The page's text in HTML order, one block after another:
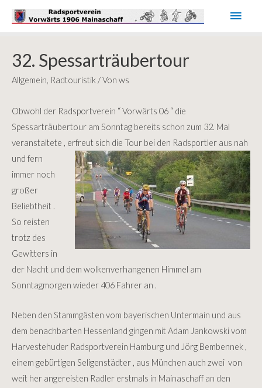
32. Spessarträubertour
Allgemein, Radtouristik / Von ws
Obwohl der Radsportverein “ Vorwärts 06 “ die
Spessarträubertour am Sonntag bereits schon zum 32. Mal
veranstaltete , erfreut sich die Tour bei den Radsportler aus nah
und fern
immer noch
großer
Beliebtheit .
So reisten
trotz des
Gewitters in
der Nacht und dem wolkenverhangenen Himmel am
Sonntagmorgen wieder 406 Fahrer an .
Neben den Stammgästen vom bayerischen Untermain und aus
dem benachbarten Hessenland gingen mit Adam Jankowski vom
Harvestehuder Radsportverein Hamburg und Jörg Bembennek ,
einem gebürtigen Seligenstädter , aus München auch zwei von
weit her angereisten Radler erstmals in Mainaschaff an den